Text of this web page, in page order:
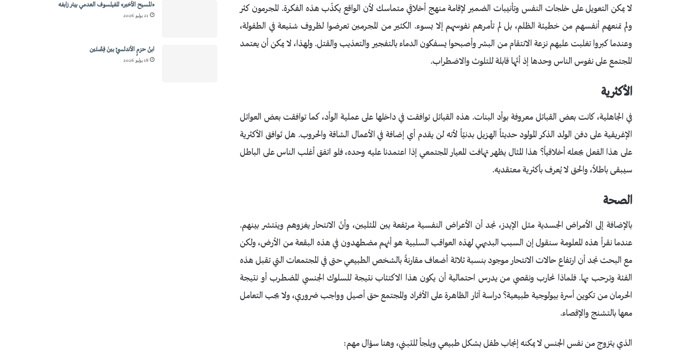
لا يمكن التعويل على خلجات النفس وتأنيبات الضمير لإقامة منهج أخلاقي متماسك لأن الواقع يكذّب هذه الفكرة. المجرمون كثر
ولم تمنعهم أنفسهم من خطيئة الظلم، بل لم تأمرهم نفوسهم إلا بسوء. الكثير من المجرمين تعرضوا لظروف شنيعة في الطفولة،
وعندما كبروا تغلبت عليهم نزعة الانتقام من البشر وأصبحوا يسفكون الدماء بالتفجير والتعذيب والقتل. ولهذا، لا يمكن أن يعتمد
المجتمع على نفوس الناس وحدها إذ أنّها قابلة للتلوث والاضطراب.
الأكثرية
في الجاهلية، كانت بعض القبائل معروفة بوأد البنات. هذه القبائل توافقت في داخلها على عملية الوأد، كما توافقت بعض العوائل
الإغريقية على دفن الولد الذكر المولود حديثاً الهزيل بدنيًاً لأنه لن يقدم أي إضافة في الأعمال الشاقة والحروب. هل تَوافق الأكثرية
على هذا الفعل يجعله أخلاقياً؟ هذا المثال يظهر تهافت المعيار المجتمعي إذا اعتمدنا عليه وحده، فلو اتفق أغلب الناس على الباطل
سيبقى باطلاً، والحق لا يُعرف بأكثرية معتقديه.
الصحة
بالإضافة إلى الأمراض الجسدية مثل الإيدز، نجد أن الأعراض النفسية مرتفعة بين المثليين، وأنّ الانتحار يغزوهم وينتشر بينهم.
عندما نقرأ هذه المعلومة سنقول إن السبب البديهي لهذه العواقب السلبية هو أنهم مضطهدون في هذه البقعة من الأرض، ولكن
مع البحث نجد أن ارتفاع حالات الانتحار موجود بنسبة ثلاثة أضعاف مقارنةً بالشخص الطبيعي حتى في المجتمعات التي تقبل هذه
الفئة وترحب بها. فلماذا نحارب ونقصي من يدرس احتمالية أن يكون هذا الاكتئاب نتيجة للسلوك الجنسي المضطرب أو نتيجة
الحرمان من تكوين أسرة بيولوجية طبيعية؟ دراسة آثار الظاهرة على الأفراد والمجتمع حق أصيل وواجب ضروري، ولا يجب التعامل
معها بالتشنج والإقصاء.
الذي يتزوج من نفس الجنس لا يمكنه إنجاب طفل بشكل طبيعي ويلجأ للتبني، وهنا سؤال مهم:
«المسيح الأخير» للفيلسوف العدمي بيتر زابفه
21 يوليو 2026
ابنُ حزمٍ الأندلسيِّ بينَ قِصَّتَين
18 يوليو 2026